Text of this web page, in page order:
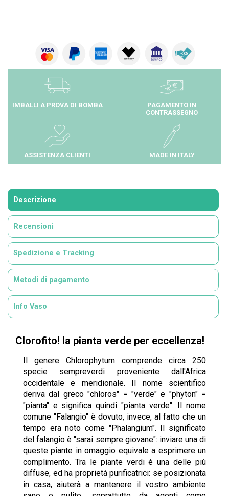
IMBALLI A PROVA DI BOMBA
PAGAMENTO IN
CONTRASSEGNO
ASSISTENZA CLIENTI MADE IN ITALY
Descrizione
Recensioni
Spedizione e Tracking
Metodi di pagamento
Info Vaso
Clorofito! la pianta verde per eccellenza!
Il genere Chlorophytum comprende circa 250
specie sempreverdi proveniente dall'Africa
occidentale e meridionale. Il nome scientifico
deriva dal greco "chloros" = "verde" e "phyton" =
"pianta" e significa quindi "pianta verde". Il nome
comune "Falangio" è dovuto, invece, al fatto che un
tempo era noto come "Phalangium". Il significato
del falangio è "sarai sempre giovane": inviare una di
queste piante in omaggio equivale a esprimere un
complimento. Tra le piante verdi è una delle più
diffuse, ed ha proprietà purificatrici: se posizionata
in casa, aiuterà a mantenere il vostro ambiente